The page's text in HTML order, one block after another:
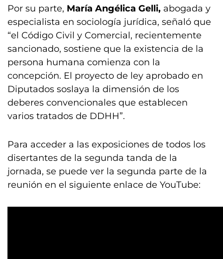
Por su parte, María Angélica Gelli, abogada y
especialista en sociología jurídica, señaló que
“el Código Civil y Comercial, recientemente
sancionado, sostiene que la existencia de la
persona humana comienza con la
concepción. El proyecto de ley aprobado en
Diputados soslaya la dimensión de los
deberes convencionales que establecen
varios tratados de DDHH”.
Para acceder a las exposiciones de todos los
disertantes de la segunda tanda de la
jornada, se puede ver la segunda parte de la
reunión en el siguiente enlace de YouTube: